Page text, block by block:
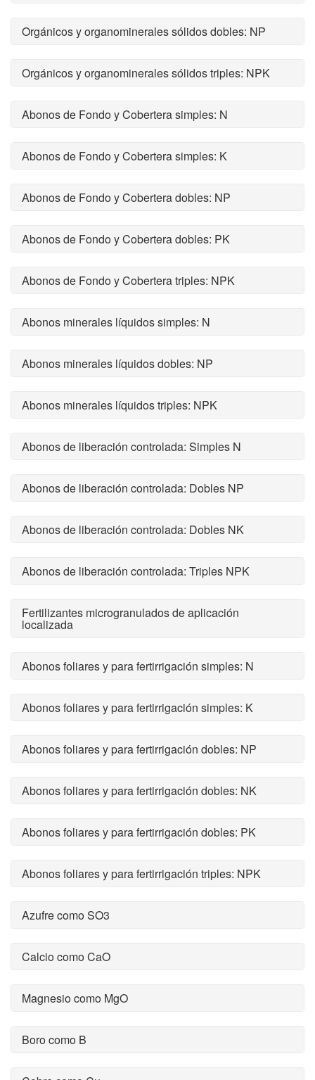
Orgánicos y organominerales sólidos dobles: NP
Orgánicos y organominerales sólidos triples: NPK
Abonos de Fondo y Cobertera simples: N
Abonos de Fondo y Cobertera simples: K
Abonos de Fondo y Cobertera dobles: NP
Abonos de Fondo y Cobertera dobles: PK
Abonos de Fondo y Cobertera triples: NPK
Abonos minerales líquidos simples: N
Abonos minerales líquidos dobles: NP
Abonos minerales líquidos triples: NPK
Abonos de liberación controlada: Simples N
Abonos de liberación controlada: Dobles NP
Abonos de liberación controlada: Dobles NK
Abonos de liberación controlada: Triples NPK
Fertilizantes microgranulados de aplicación
localizada
Abonos foliares y para fertirrigación simples: N
Abonos foliares y para fertirrigación simples: K
Abonos foliares y para fertirrigación dobles: NP
Abonos foliares y para fertirrigación dobles: NK
Abonos foliares y para fertirrigación dobles: PK
Abonos foliares y para fertirrigación triples: NPK
Azufre como SO3
Calcio como CaO
Magnesio como MgO
Boro como B